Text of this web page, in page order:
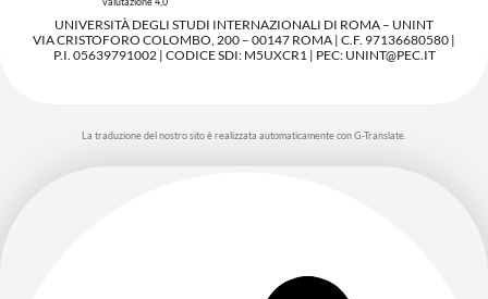
UNIVERSITÀ DEGLI STUDI INTERNAZIONALI DI ROMA – UNINT
VIA CRISTOFORO COLOMBO, 200 – 00147 ROMA | C.F. 97136680580 |
P.I. 05639791002 | CODICE SDI: M5UXCR1 | PEC: UNINT@PEC.IT
La traduzione del nostro sito è realizzata automaticamente con G-Translate.